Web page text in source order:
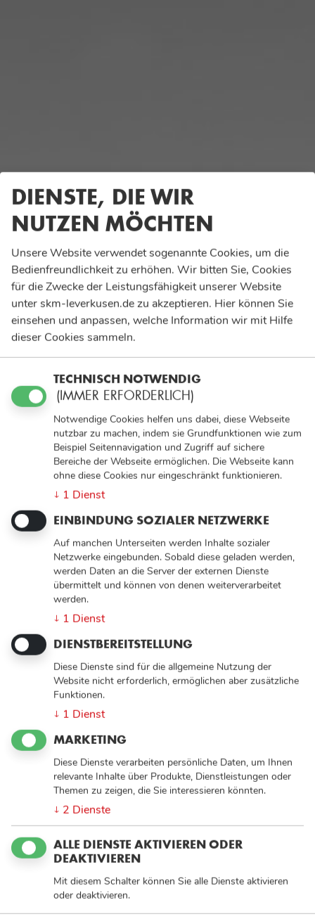
Sozialdienst Katholischer Männer e.V. Leverkusen
WIR FREUEN UNS AUF SIE
DIENSTE, DIE WIR
NUTZEN MÖCHTEN
Unsere Website verwendet sogenannte Cookies, um die
Bedienfreundlichkeit zu erhöhen. Wir bitten Sie, Cookies
für die Zwecke der Leistungsfähigkeit unserer Website
unter skm-leverkusen.de zu akzeptieren. Hier können Sie
einsehen und anpassen, welche Information wir mit Hilfe
dieser Cookies sammeln.
TECHNISCH NOTWENDIG
(IMMER ERFORDERLICH)
Notwendige Cookies helfen uns dabei, diese Webseite
nutzbar zu machen, indem sie Grundfunktionen wie zum
Beispiel Seitennavigation und Zugriff auf sichere
Bereiche der Webseite ermöglichen. Die Webseite kann
ohne diese Cookies nur eingeschränkt funktionieren.
↓ 1 Dienst
EINBINDUNG SOZIALER NETZWERKE
Auf manchen Unterseiten werden Inhalte sozialer
Netzwerke eingebunden. Sobald diese geladen werden,
werden Daten an die Server der externen Dienste
übermittelt und können von denen weiterverarbeitet
werden.
↓ 1 Dienst
DIENSTBEREITSTELLUNG
Diese Dienste sind für die allgemeine Nutzung der
Website nicht erforderlich, ermöglichen aber zusätzliche
Funktionen.
↓ 1 Dienst
MARKETING
Diese Dienste verarbeiten persönliche Daten, um Ihnen
relevante Inhalte über Produkte, Dienstleistungen oder
Themen zu zeigen, die Sie interessieren könnten.
↓ 2 Dienste
ALLE DIENSTE AKTIVIEREN ODER
DEAKTIVIEREN
Mit diesem Schalter können Sie alle Dienste aktivieren
oder deaktivieren.